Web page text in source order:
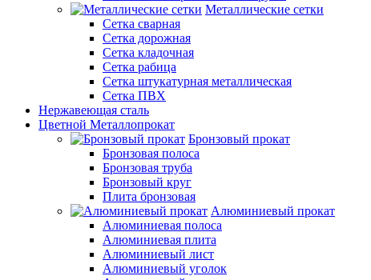
Металлические сетки
Сетка сварная
Сетка дорожная
Сетка кладочная
Сетка рабица
Сетка штукатурная металлическая
Сетка ПВХ
Нержавеющая сталь
Цветной Металлопрокат
Бронзовый прокат
Бронзовая полоса
Бронзовая труба
Бронзовый круг
Плита бронзовая
Алюминиевый прокат
Алюминиевая полоса
Алюминиевая плита
Алюминиевый лист
Алюминиевый уголок